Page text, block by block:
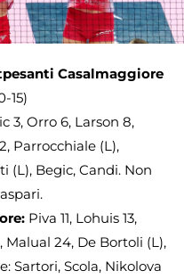
Casalmaggiore
15)
3, Orro 6, Larson 8,
Parrocchiale (L),
(L), Begic, Candi. Non
Piva 11, Lohuis 13,
Malual 24, De Bortoli (L),
Sartori, Scola, Nikolova